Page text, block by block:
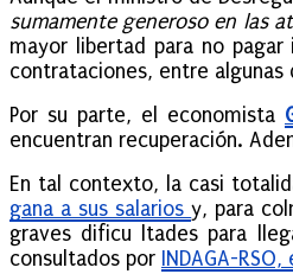
sumamente generoso en las
mayor libertad para no
contrataciones, entre algunas
Por su parte, el economista
encuentran recuperación.
En tal contexto, la casi
gana a sus salariosy, para
graves dificu ltades para
consultados por INDAGA-